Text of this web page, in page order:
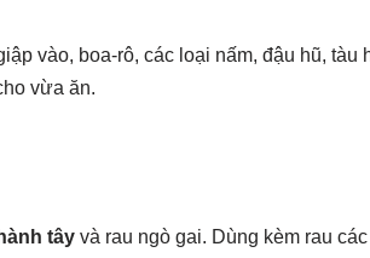
vào, boa-rô, các loại nấm, đậu hũ, tàu
vừa ăn.
tây và rau ngò gai. Dùng kèm rau các